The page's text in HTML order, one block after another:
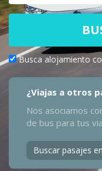
Busca alojamiento
¿Viajas a otros
Nos asociamos
de bus para tus
Buscar pasajes